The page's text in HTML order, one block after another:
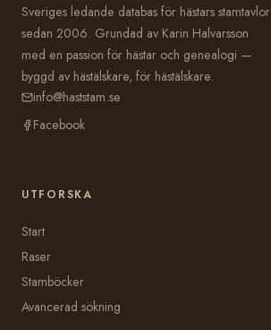
Sveriges ledande databas för hästars stamtavlor
sedan 2006. Grundad av Karin Halvarsson
med en passion för hästar och genealogi —
byggd av hästälskare, för hästälskare.
info@haststam.se
Facebook
UTFORSKA
Start
Raser
Stamböcker
Avancerad sökning